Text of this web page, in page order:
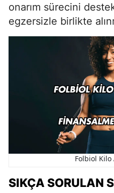
onarım sürecini
egzersizle birlikte
Folbiol Kilo
SIKÇA SORULAN